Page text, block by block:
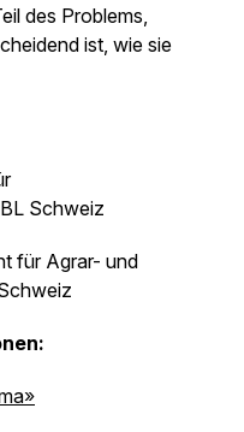
des Problems,
ist, wie sie
Schweiz
für Agrar- und